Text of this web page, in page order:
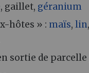
, gaillet, géranium
hôtes » : maïs, lin,
sortie de